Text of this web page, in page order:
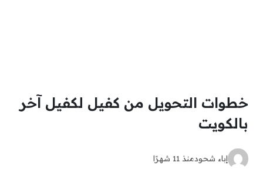
خطوات التحويل من كفيل لكفيل آخر
بالكويت
إباء شحودمنذ 11 شهرًا